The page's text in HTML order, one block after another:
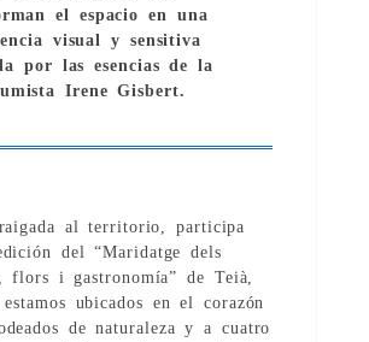
el espacio en una
visual y sensitiva
por las esencias de la
Irene Gisbert.
al territorio, participa
del “Maridatge dels
flors i gastronomía” de Teià,
ubicados en el corazón
de naturaleza y a cuatro